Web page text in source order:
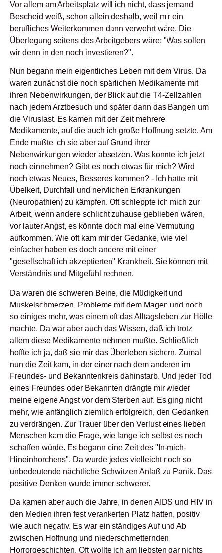
Vor allem am Arbeitsplatz will ich nicht, dass jemand
Bescheid weiß, schon allein deshalb, weil mir ein
berufliches Weiterkommen dann verwehrt wäre. Die
Überlegung seitens des Arbeitgebers wäre: "Was sollen
wir denn in den noch investieren?".
Nun begann mein eigentliches Leben mit dem Virus. Da
waren zunächst die noch spärlichen Medikamente mit
ihren Nebenwirkungen, der Blick auf die T4-Zellzahlen
nach jedem Arztbesuch und später dann das Bangen um
die Viruslast. Es kamen mit der Zeit mehrere
Medikamente, auf die auch ich große Hoffnung setzte. Am
Ende mußte ich sie aber auf Grund ihrer
Nebenwirkungen wieder absetzen. Was konnte ich jetzt
noch einnehmen? Gibt es noch etwas für mich? Wird
noch etwas Neues, Besseres kommen? - Ich hatte mit
Übelkeit, Durchfall und nervlichen Erkrankungen
(Neuropathien) zu kämpfen. Oft schleppte ich mich zur
Arbeit, wenn andere schlicht zuhause geblieben wären,
vor lauter Angst, es könnte doch mal eine Vermutung
aufkommen. Wie oft kam mir der Gedanke, wie viel
einfacher haben es doch andere mit einer
"gesellschaftlich akzeptierten" Krankheit. Sie können mit
Verständnis und Mitgefühl rechnen.
Da waren die schweren Beine, die Müdigkeit und
Muskelschmerzen, Probleme mit dem Magen und noch
so einiges mehr, was einem oft das Alltagsleben zur Hölle
machte. Da war aber auch das Wissen, daß ich trotz
allem diese Medikamente nehmen mußte. Schließlich
hoffte ich ja, daß sie mir das Überleben sichern. Zumal
nun die Zeit kam, in der einer nach dem anderen im
Freundes- und Bekanntenkreis dahinstarb. Und jeder Tod
eines Freundes oder Bekannten drängte mir wieder
meine eigene Angst vor dem Sterben auf. Es ging nicht
mehr, wie anfänglich ziemlich erfolgreich, den Gedanken
zu verdrängen. Zur Trauer über den Verlust eines lieben
Menschen kam die Frage, wie lange ich selbst es noch
schaffen würde. Es begann eine Zeit des "In-mich-
Hineinhorchens". Da wurde jedes vielleicht noch so
unbedeutende nächtliche Schwitzen Anlaß zu Panik. Das
positive Denken wurde immer schwerer.
Da kamen aber auch die Jahre, in denen AIDS und HIV in
den Medien ihren fest verankerten Platz hatten, positiv
wie auch negativ. Es war ein ständiges Auf und Ab
zwischen Hoffnung und niederschmetternden
Horrorgeschichten. Oft wollte ich am liebsten gar nichts